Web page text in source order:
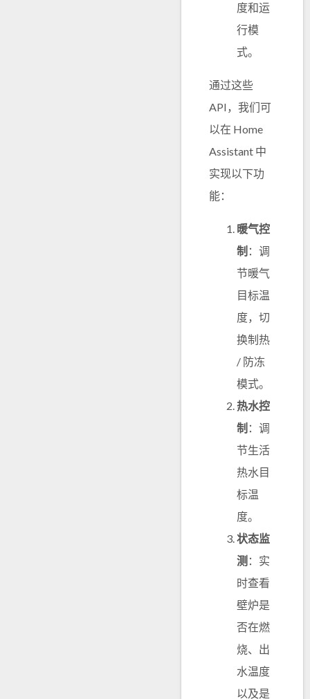
度和运
行模
式。
通过这些
API，我们可
以在 Home
Assistant 中
实现以下功
能：
暖气控
制 ：调
节暖气
目标温
度，切
换制热
/ 防冻
模式。
热水控
制 ：调
节生活
热水目
标温
度。
状态监
测 ：实
时查看
壁炉是
否在燃
烧、出
水温度
以及是